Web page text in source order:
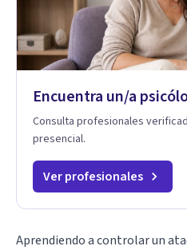
Encuentra un/a
Consulta profesionales
presencial.
Ver profesionales
Aprendiendo a controlar un